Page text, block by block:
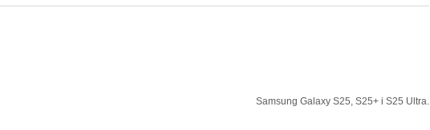
Samsung Galaxy S25, S25+ i S25 Ultra.